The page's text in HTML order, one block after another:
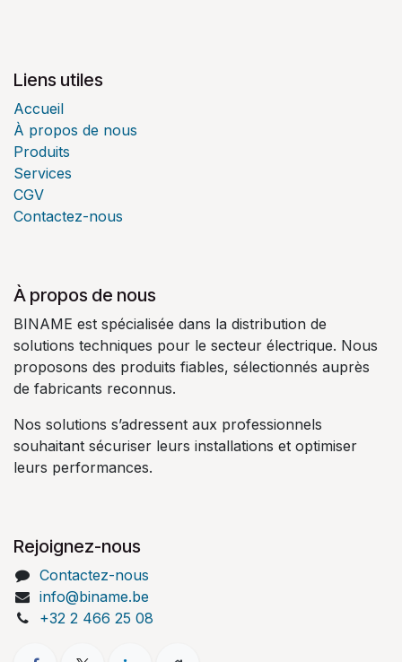
Liens utiles
Accueil
À propos de nous
Produits
Services
CGV
Contactez-nous
À propos de nous
BINAME est spécialisée dans la distribution de
solutions techniques pour le secteur électrique. Nous
proposons des produits fiables, sélectionnés auprès
de fabricants reconnus.
Nos solutions s’adressent aux professionnels
souhaitant sécuriser leurs installations et optimiser
leurs performances.
Rejoignez-nous
Contactez-nous
info@biname.be
+32 2 466 25 08